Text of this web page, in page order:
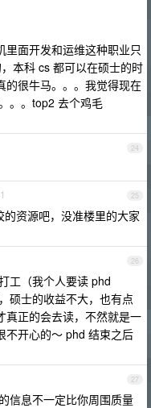
面开发和运维这种职业只
本科 cs 都可以在硕士的时
的很牛马。。。我觉得现在
。。top2 去个鸡毛
24
25
资源吧，没准楼里的大家
26
工（我个人要读 phd
硕士的收益不大，也有点
真正的会去读，不然就是一
不开心的～ phd 结束之后
27
信息不一定比你周围质量